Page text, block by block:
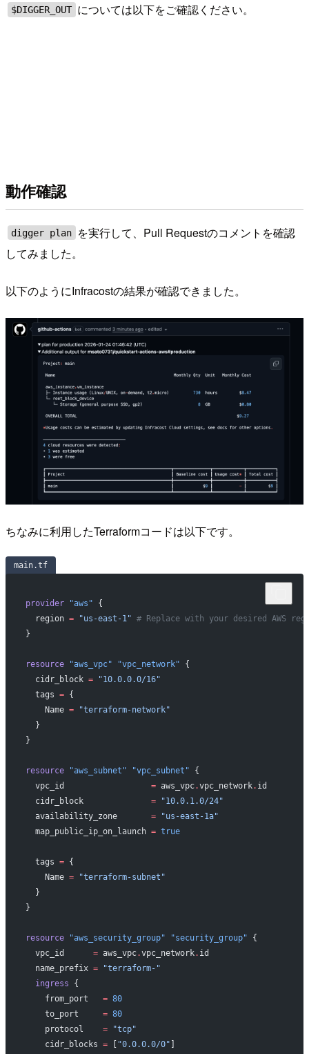
$DIGGER_OUT については以下をご確認ください。
動作確認
digger plan
を実行して、Pull Requestのコメントを確認
してみました。
以下のようにInfracostの結果が確認できました。
ちなみに利用したTerraformコードは以下です。
main.tf
provider "aws" {
  region
= "us-east-1" # Replace with your desired AWS
}
resource "aws_vpc" "vpc_network" {
  cidr_block
= "10.0.0.0/16"
  tags
= {
    Name
= "terraform-network"
  }
}
resource "aws_subnet" "vpc_subnet" {
  vpc_id
                  =
aws_vpc.vpc_network. id
  cidr_block
              =
"10.0.1.0/24"
  availability_zone
       =
"us-east-1a"
  map_public_ip_on_launch
= true
  tags
= {
    Name
= "terraform-subnet"
  }
}
resource "aws_security_group" "security_group" {
  vpc_id
      =
aws_vpc.vpc_network. id
  name_prefix
= "terraform-"
  ingress
{
    from_port
   =
80
    to_port
     =
80
    protocol
    =
"tcp"
    cidr_blocks
= [ "0.0.0.0/0"